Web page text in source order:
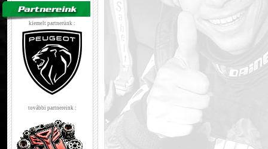
kiemelt partnerünk :
további partnereink :